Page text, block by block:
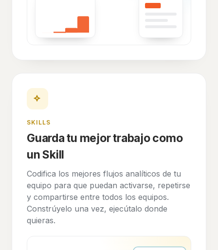
SKILLS
Guarda tu mejor trabajo como
un Skill
Codifica los mejores flujos analíticos de tu
equipo para que puedan activarse, repetirse
y compartirse entre todos los equipos.
Constrúyelo una vez, ejecútalo donde
quieras.